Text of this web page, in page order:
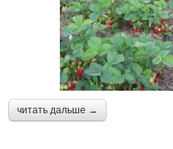
читать дальше →